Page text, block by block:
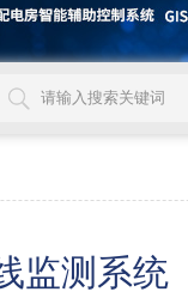
监测系统